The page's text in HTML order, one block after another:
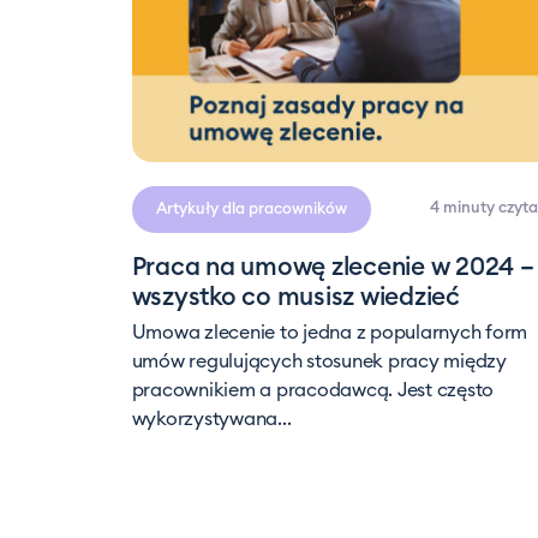
Artykuły dla pracowników 4 minuty
Praca na umowę zlecenie w 2024 –
wszystko co musisz wiedzieć
Umowa zlecenie to jedna z popularnych form
umów regulujących stosunek pracy między
pracownikiem a pracodawcą. Jest często
wykorzystywana...